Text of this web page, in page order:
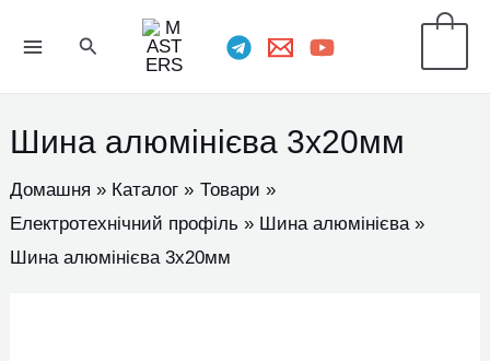
Пошук
Шина алюмінієва 3х20мм
Домашня Каталог
Товари
Електротехнічний профіль
Шина алюмінієва
Шина алюмінієва 3х20мм